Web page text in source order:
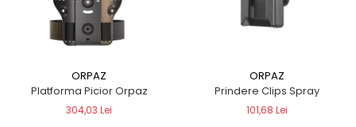
ORPAZ
Platforma Picior Orpaz
304,03 Lei
ORPAZ
Prindere Clips Spray
101,68 Lei